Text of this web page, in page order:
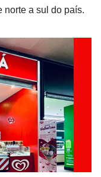
norte a sul do país.